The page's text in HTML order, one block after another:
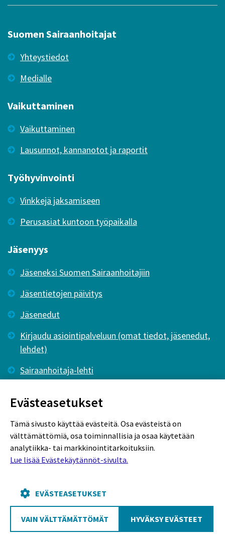
Suomen Sairaanhoitajat
Yhteystiedot
Medialle
Vaikuttaminen
Vaikuttaminen
Lausunnot, kannanotot ja raportit
Työhyvinvointi
Vinkkejä jaksamiseen
Perusasiat kuntoon työpaikalla
Jäsenyys
Jäseneksi Suomen Sairaanhoitajiin
Jäsentietojen päivitys
Jäsenedut
Kirjaudu asiointipalveluun (omat tiedot, jäsenedut,
lehdet)
Sairaanhoitaja-lehti
Rekisteriseloste
Evästekäytännöt
Poutapilvi web design
Evästeasetukset
Tämä sivusto käyttää evästeitä. Osa evästeistä on
välttämättömiä, osa toiminnallisia ja osaa käytetään
analytiikka- tai markkinointitarkoituksiin.
Lue lisää Evästekäytännöt-sivulta.
EVÄSTEASETUKSET
VAIN VÄLTTÄMÄTTÖMÄT HYVÄKSY EVÄSTEET